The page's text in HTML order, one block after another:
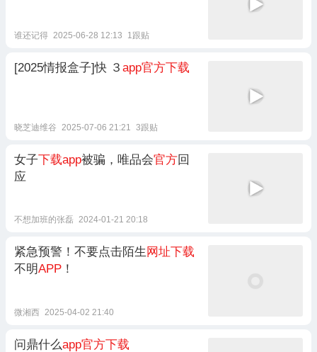
谁还记得 2025-06-28 12:13 1跟贴
[2025情报盒子]快 ３ app官方下载
晓芝迪维谷 2025-07-06 21:21 3跟贴
女子下载app被骗，唯品会官方回
应
不想加班的张磊 2024-01-21 20:18
紧急预警！不要点击陌生 网址下载
不明APP ！
微湘西 2025-04-02 21:40
问鼎什么app官方下载